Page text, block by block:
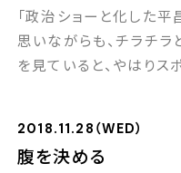
「政治ショーと化した平
思いながらも、チラチ
を見ていると、やはりス
ル。自分が何をしたわ
本人としての誇りを感じ
2018.11.28（WED）
腹を決める